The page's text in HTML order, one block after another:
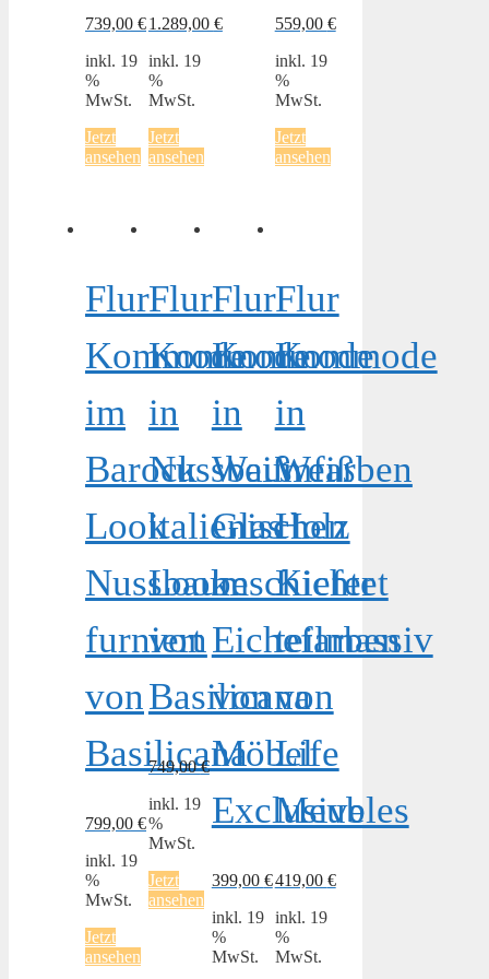
739,00 €
inkl. 19
%
MwSt.
Jetzt
ansehen
1.289,00 €
inkl. 19
%
MwSt.
Jetzt
ansehen
559,00 €
inkl. 19
%
MwSt.
Jetzt
ansehen
Flur
Kommode
im
Barock
Look
Nussbaum
furniert
von
Basilicana
799,00 €
inkl. 19
%
MwSt.
Jetzt
ansehen
Flur
Kommode
in
Nussbaumfarben
italienischen
Look
von
Basilicana
749,00€
inkl. 19
%
MwSt.
Jetzt
ansehen
Flur
Kommode
in
Weiß
Glas
beschichtet
Eichefarben
von
Möbel
Exclusive
399,00 €
inkl. 19
%
MwSt.
Flur
Kommode
in
Weiß
Holz
Kiefer
teilmassiv
von
Life
Meubles
419,00 €
inkl. 19
%
MwSt.